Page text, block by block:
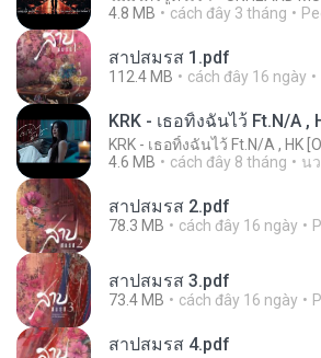
4.8 MB
cách đây 3 tháng
สาปสมรส 1.pdf
112.4 MB cách đây 16 ngày
KRK - เธอทิ้งฉันไว้ Ft.N/A ,
KRK - เธอทิ้งฉันไว้ Ft.N/A , HK
4.6 MB
cách đây 8 tháng น
สาปสมรส 2.pdf
78.3 MB cách đây 16 ngày
สาปสมรส 3.pdf
73.4 MB cách đây 16 ngày
สาปสมรส 4.pdf